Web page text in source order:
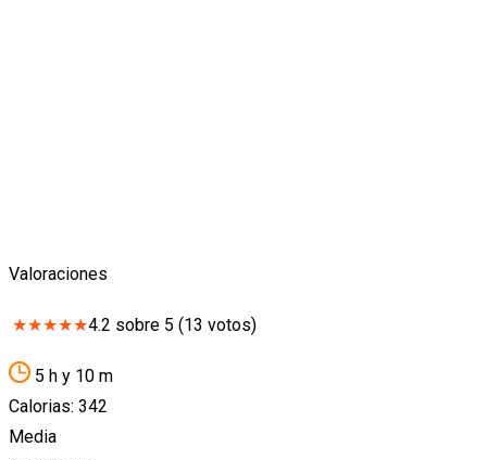
Valoraciones
★★★★★4.2 sobre 5 (13 votos)
5 h y 10 m
Calorias: 342
Media